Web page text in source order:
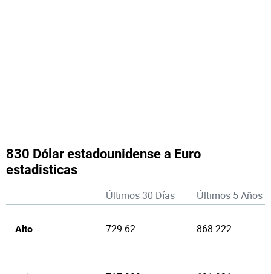
830 Dólar estadounidense a Euro
estadisticas
Últimos 30 Días Últimos 5 Años
Alto 729.62 868.222